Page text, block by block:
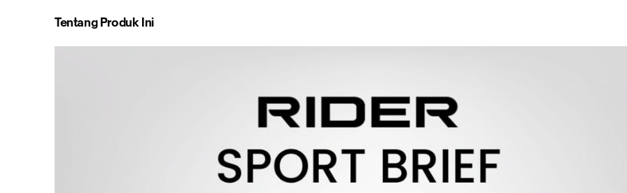
Tentang Produk Ini